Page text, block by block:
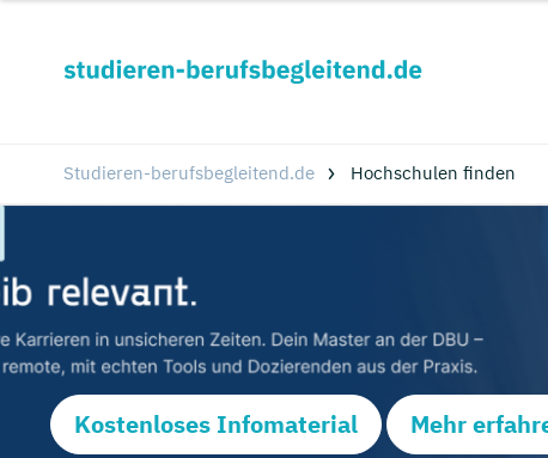
Studieren-berufsbegleitend.de Hochschulen finden
Kostenloses Infomaterial Mehr